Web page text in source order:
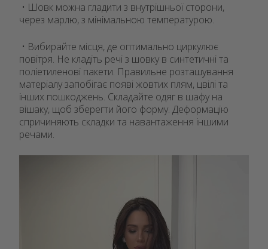
• Шовк можна гладити з внутрішньої сторони,
через марлю, з мінімальною температурою.
• Вибирайте місця, де оптимально циркулює
повітря. Не кладіть речі з шовку в синтетичні та
поліетиленові пакети. Правильне розташування
матеріалу запобігає появі жовтих плям, цвілі та
інших пошкоджень. Складайте одяг в шафу на
вішаку, щоб зберегти його форму. Деформацію
спричиняють складки та навантаження іншими
речами.